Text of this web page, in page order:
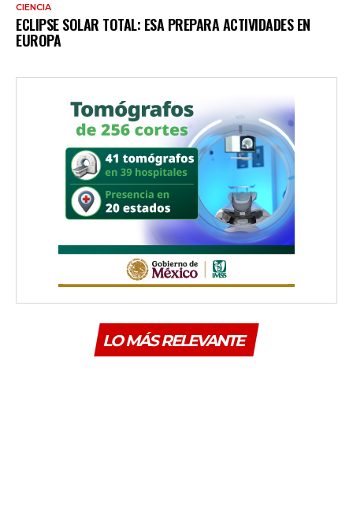
CIENCIA
ECLIPSE SOLAR TOTAL: ESA PREPARA ACTIVIDADES EN
EUROPA
LO MÁS RELEVANTE